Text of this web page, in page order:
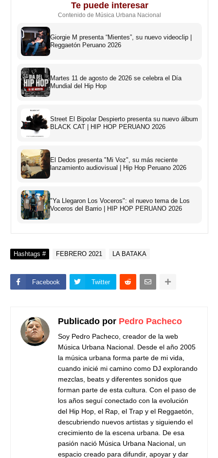
Te puede interesar
Contenido de Música Urbana Nacional
Giorgie M presenta “Mientes”, su nuevo videoclip |
Reggaetón Peruano 2026
Martes 11 de agosto de 2026 se celebra el Día
Mundial del Hip Hop
Street El Bipolar Despierto presenta su nuevo álbum
BLACK CAT | HIP HOP PERUANO 2026
El Dedos presenta "Mi Voz", su más reciente
lanzamiento audiovisual | Hip Hop Peruano 2026
"Ya Llegaron Los Voceros": el nuevo tema de Los
Voceros del Barrio | HIP HOP PERUANO 2026
Hashtags # FEBRERO 2021 LA BATAKA
Facebook Twitter
Publicado por Pedro Pacheco
Soy Pedro Pacheco, creador de la web
Música Urbana Nacional. Desde el año 2005
la música urbana forma parte de mi vida,
cuando inicié mi camino como DJ explorando
mezclas, beats y diferentes sonidos que
forman parte de esta cultura. Con el paso de
los años seguí conectado con la evolución
del Hip Hop, el Rap, el Trap y el Reggaetón,
descubriendo nuevos artistas y siguiendo el
crecimiento de la escena urbana. De esa
pasión nació Música Urbana Nacional, un
espacio creado para difundir, apoyar y dar